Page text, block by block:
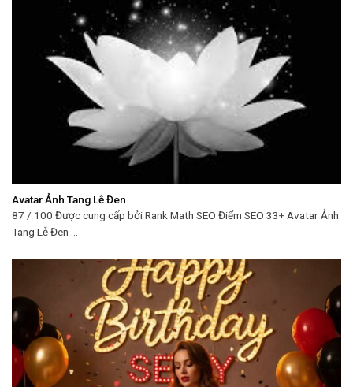
Avatar Ảnh Tang Lễ Đen
87 / 100 Được cung cấp bởi Rank Math SEO Điểm SEO 33+ Avatar Ảnh
Tang Lễ Đen ...